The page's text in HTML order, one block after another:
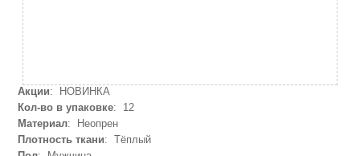
Акции: НОВИНКА
Кол-во в упаковке: 12
Материал: Неопрен
Плотность ткани: Тёплый